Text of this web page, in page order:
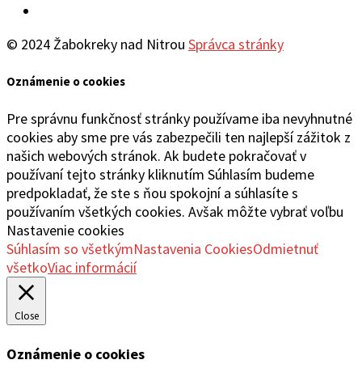
© 2024 Žabokreky nad Nitrou Správca stránky
Oznámenie o cookies
Pre správnu funkčnosť stránky používame iba nevyhnutné
cookies aby sme pre vás zabezpečili ten najlepší zážitok z
našich webových stránok. Ak budete pokračovať v
používaní tejto stránky kliknutím Súhlasím budeme
predpokladať, že ste s ňou spokojní a súhlasíte s
používaním všetkých cookies. Avšak môžte vybrať voľbu
Nastavenie cookies
Súhlasím so všetkýmNastavenia CookiesOdmietnuť
všetkoViac informácií
Close
Oznámenie o cookies